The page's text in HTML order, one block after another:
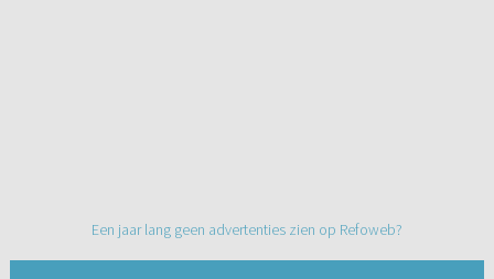
Een jaar lang geen advertenties zien op Refoweb?